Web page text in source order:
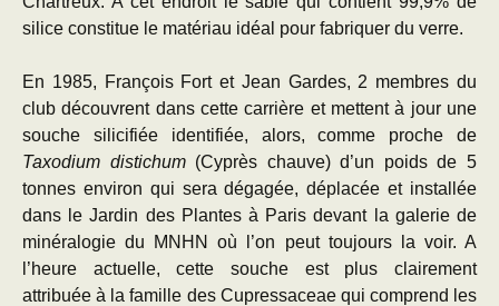
silice constitue le matériau idéal pour fabriquer du verre.
En 1985, François Fort et Jean Gardes, 2 membres du
club découvrent dans cette carrière et mettent à jour une
souche silicifiée identifiée, alors, comme proche de
Taxodium distichum(Cyprès chauve) d’un poids de 5
tonnes environ qui sera dégagée, déplacée et installée
dans le Jardin des Plantes à Paris devant la galerie de
minéralogie du MNHN où l’on peut toujours la voir. A
l’heure actuelle, cette souche est plus clairement
attribuée à la famille des Cupressaceae qui comprend les